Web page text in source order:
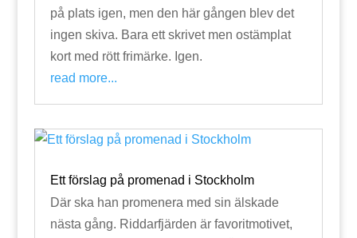
på plats igen, men den här gången blev det
ingen skiva. Bara ett skrivet men ostämplat
kort med rött frimärke. Igen.
read more...
Ett förslag på promenad i Stockholm
Där ska han promenera med sin älskade
nästa gång. Riddarfjärden är favoritmotivet,